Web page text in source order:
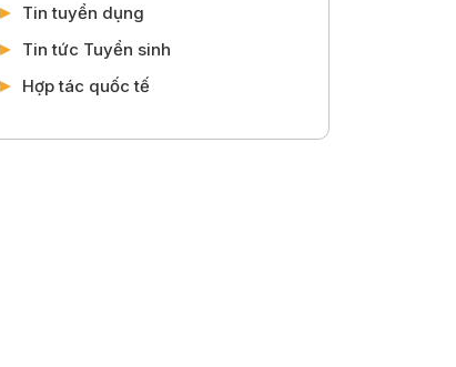
Tin tuyển dụng
Tin tức Tuyển sinh
Hợp tác quốc tế